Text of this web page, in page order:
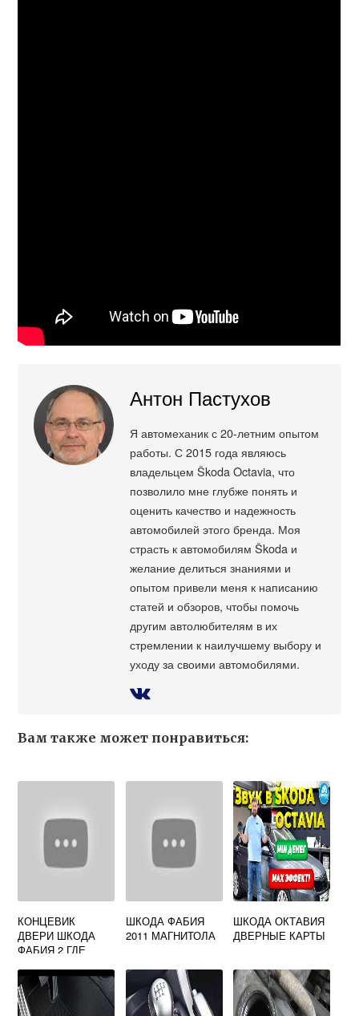
Антон Пастухов
Я автомеханик с 20-летним опытом
работы. С 2015 года являюсь
владельцем Škoda Octavia, что
позволило мне глубже понять и
оценить качество и надежность
автомобилей этого бренда. Моя
страсть к автомобилям Škoda и
желание делиться знаниями и
опытом привели меня к написанию
статей и обзоров, чтобы помочь
другим автолюбителям в их
стремлении к наилучшему выбору и
уходу за своими автомобилями.
Вам также может понравиться:
КОНЦЕВИК
ДВЕРИ ШКОДА
ФАБИЯ 2 ГДЕ
ШКОДА ФАБИЯ
2011 МАГНИТОЛА
ШКОДА ОКТАВИЯ
ДВЕРНЫЕ КАРТЫ